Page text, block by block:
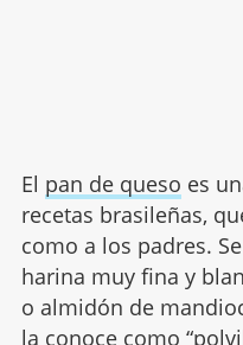
El pan de queso es
recetas brasileñas,
como a los padres.
harina muy fina y
o almidón de
la conoce como